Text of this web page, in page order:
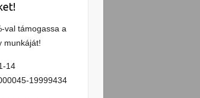
val támogassa a
munkáját!
14
19999434